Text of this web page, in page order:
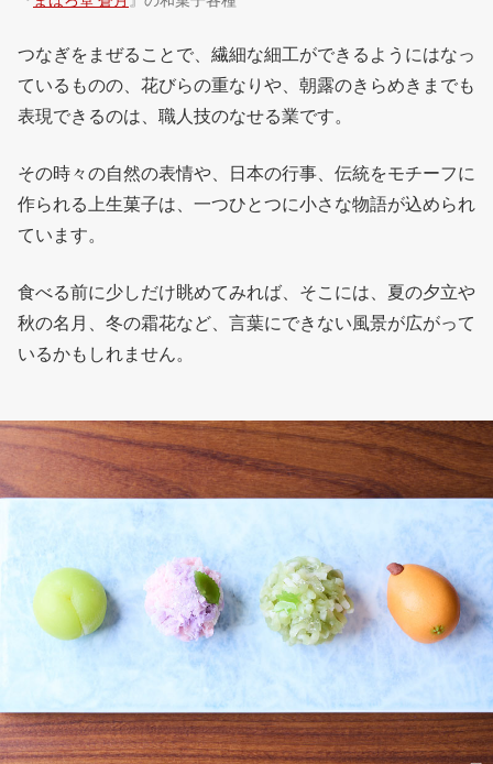
つなぎをまぜることで、繊細な細工ができるようにはなっ
ているものの、花びらの重なりや、朝露のきらめきまでも
表現できるのは、職人技のなせる業です。
その時々の自然の表情や、日本の行事、伝統をモチーフに
作られる上生菓子は、一つひとつに小さな物語が込められ
ています。
食べる前に少しだけ眺めてみれば、そこには、夏の夕立や
秋の名月、冬の霜花など、言葉にできない風景が広がって
いるかもしれません。